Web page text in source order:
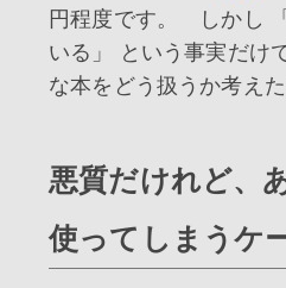
円程度です。 しかし
いる」 という事実だけ
な本をどう扱うか考え
悪質だけれど、
使ってしまうケ